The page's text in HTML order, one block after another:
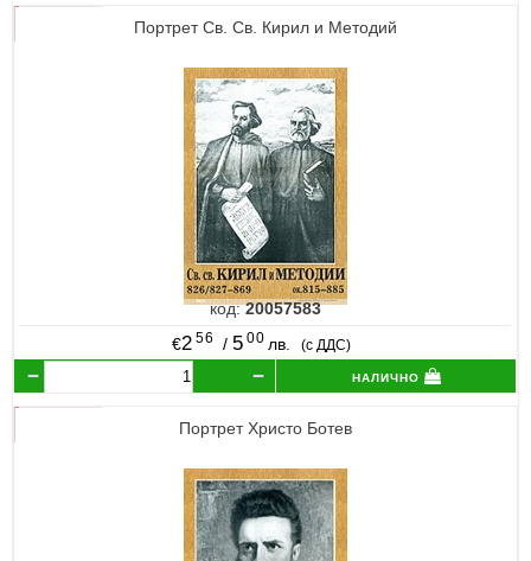
Портрет Св. Св. Кирил и Методий
код:20057583
€2 56 / 5 00 лв. (с ДДС)
налично
Портрет Христо Ботев